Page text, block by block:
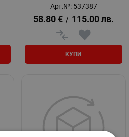
Арт.№: 537387
58.80 € / 115.00 лв.
КУПИ